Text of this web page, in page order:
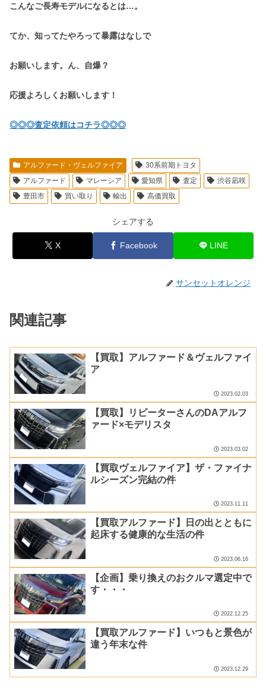
こんなご長寿モデルになるとは…。
てか、知ってたやろって暴露はなしで
お願いします。ん、自爆？
応援よろしくお願いします！
◎◎◎査定依頼はコチラ◎◎◎
アルファード・ヴェルファイア
30系前期トヨタ
アルファード
マレーシア 愛知県 査定
渋谷凪咲
豊田市
買い取り 輸出 高価買取
シェアする
X Facebook LINE
サンセットオレンジ
関連記事
【買取】アルファード＆ヴェルファイ
ア
2023.02.03
【買取】リピーターさんのDAアルフ
ァード×モデリスタ
2023.03.02
【買取ヴェルファイア】ザ・ファイナ
ルシーズン完結の件
2023.11.11
【買取アルファード】日の出とともに
起床する健康的な生活の件
2023.06.16
【企画】乗り換えのおクルマ選定中で
す・・・
2022.12.25
【買取アルファード】いつもと景色が
違う年末な件
2023.12.29